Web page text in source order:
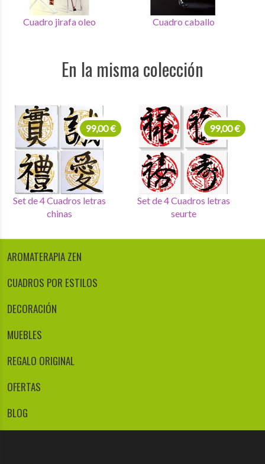
Cuadro jirafa oleo Cuadro caballo
En la misma colección
Set de 4 Cuadros letras
chinas
99,00 €
Set de 4 Cuadros letras
seurte
99,00 €
AROMATERAPIA ZEN
CUADROS POR ESTILOS
DECORACIÓN
MUEBLES
REGALO ORIGINAL
OFERTAS
BLOG